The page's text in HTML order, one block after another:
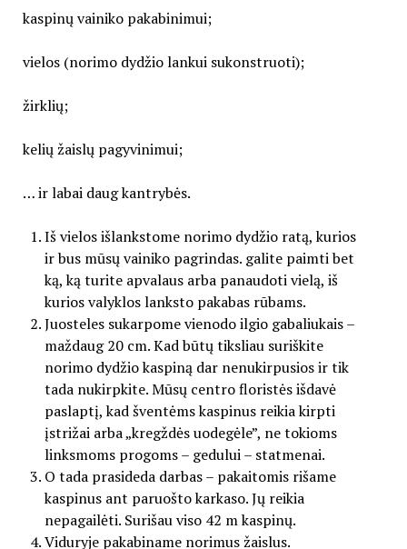
kaspinų vainiko pakabinimui;
vielos (norimo dydžio lankui sukonstruoti);
žirklių;
kelių žaislų pagyvinimui;
… ir labai daug kantrybės.
Iš vielos išlankstome norimo dydžio ratą, kurios
ir bus mūsų vainiko pagrindas. galite paimti bet
ką, ką turite apvalaus arba panaudoti vielą, iš
kurios valyklos lanksto pakabas rūbams.
Juosteles sukarpome vienodo ilgio gabaliukais –
maždaug 20 cm. Kad būtų tiksliau suriškite
norimo dydžio kaspiną dar nenukirpusios ir tik
tada nukirpkite. Mūsų centro floristės išdavė
paslaptį, kad šventėms kaspinus reikia kirpti
įstrižai arba „kregždės uodegėle”, ne tokioms
linksmoms progoms – gedului – statmenai.
O tada prasideda darbas – pakaitomis rišame
kaspinus ant paruošto karkaso. Jų reikia
nepagailėti. Surišau viso 42 m kaspinų.
Viduryje pakabiname norimus žaislus.